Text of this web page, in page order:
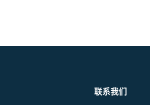
联系我们